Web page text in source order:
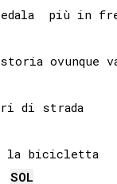
più in
ovunque
di strada
la bicicletta
SOL